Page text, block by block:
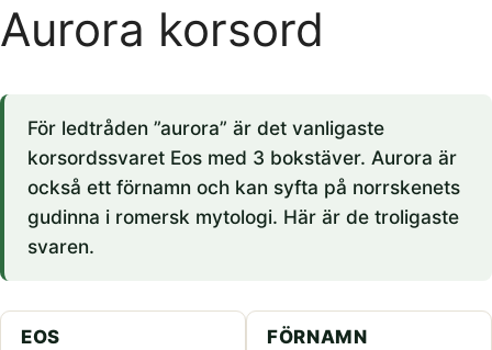
Aurora korsord
För ledtråden ”aurora” är det vanligaste
korsordssvaret Eos med 3 bokstäver. Aurora är
också ett förnamn och kan syfta på norrskenets
gudinna i romersk mytologi. Här är de troligaste
svaren.
EOS FÖRNAMN